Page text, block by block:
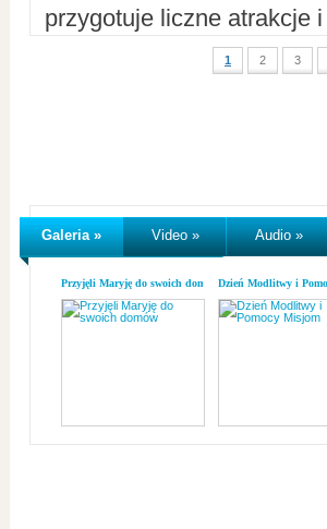
przygotuje liczne atrakcje
1 2 3
Galeria » Video » Audio »
Przyjęli Maryję do swoich domówDzień Modlitwy i